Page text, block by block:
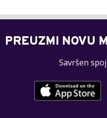
PREUZMI NOVU
Savršen